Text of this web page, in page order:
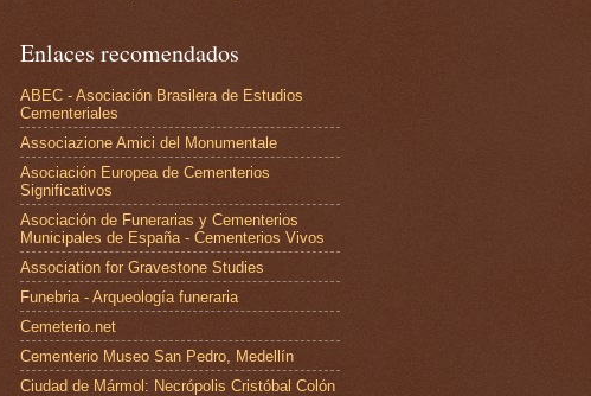
Enlaces recomendados
ABEC - Asociación Brasilera de Estudios
Cementeriales
Associazione Amici del Monumentale
Asociación Europea de Cementerios
Significativos
Asociación de Funerarias y Cementerios
Municipales de España - Cementerios Vivos
Association for Gravestone Studies
Funebria - Arqueología funeraria
Cemeterio.net
Cementerio Museo San Pedro, Medellín
Ciudad de Mármol: Necrópolis Cristóbal Colón